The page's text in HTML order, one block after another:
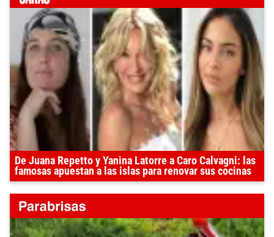
De Juana Repetto y Yanina Latorre a Caro Calvagni: las
famosas apuestan a las islas para renovar sus cocinas